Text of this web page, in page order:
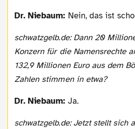
Dr. Niebaum: Nein, das ist
schwatzgelb.de: Dann 20 Millionen vom Gerling-
Konzern für die Namensrechte
132,9 Millionen Euro aus dem
Zahlen stimmen in etwa?
Dr. Niebaum: Ja.
schwatzgelb.de: Jetzt stellt sich automatisch die